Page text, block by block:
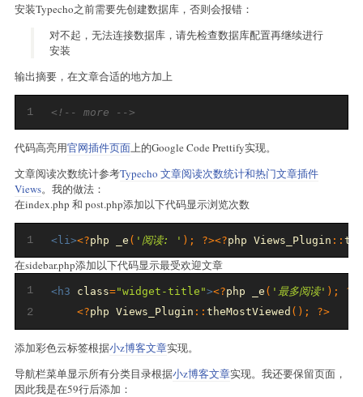
安装Typecho之前需要先创建数据库，否则会报错：
对不起，无法连接数据库，请先检查数据库配置再继续进行
安装
输出摘要，在文章合适的地方加上
1 <!-- more -->
代码高亮用官网插件页面上的Google Code Prettify实现。
文章阅读次数统计参考Typecho 文章阅读次数统计和热门文章插件
Views。我的做法：
在index.php 和 post.php添加以下代码显示浏览次数
1 <li><?php _e ( '阅读: ' ); ?><?php Views_Plugin ::
在sidebar.php添加以下代码显示最受欢迎文章
1
2
<h3 class="widget-title"><?php _e ( '最多阅读' ); ?>
<?php Views_Plugin :: theMostViewed (); ?>
添加彩色云标签根据小z博客文章实现。
导航栏菜单显示所有分类目录根据小z博客文章实现。我还要保留页面，
因此我是在59行后添加：